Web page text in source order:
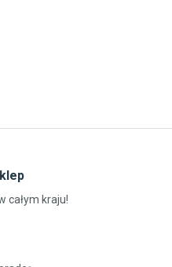
całym kraju!